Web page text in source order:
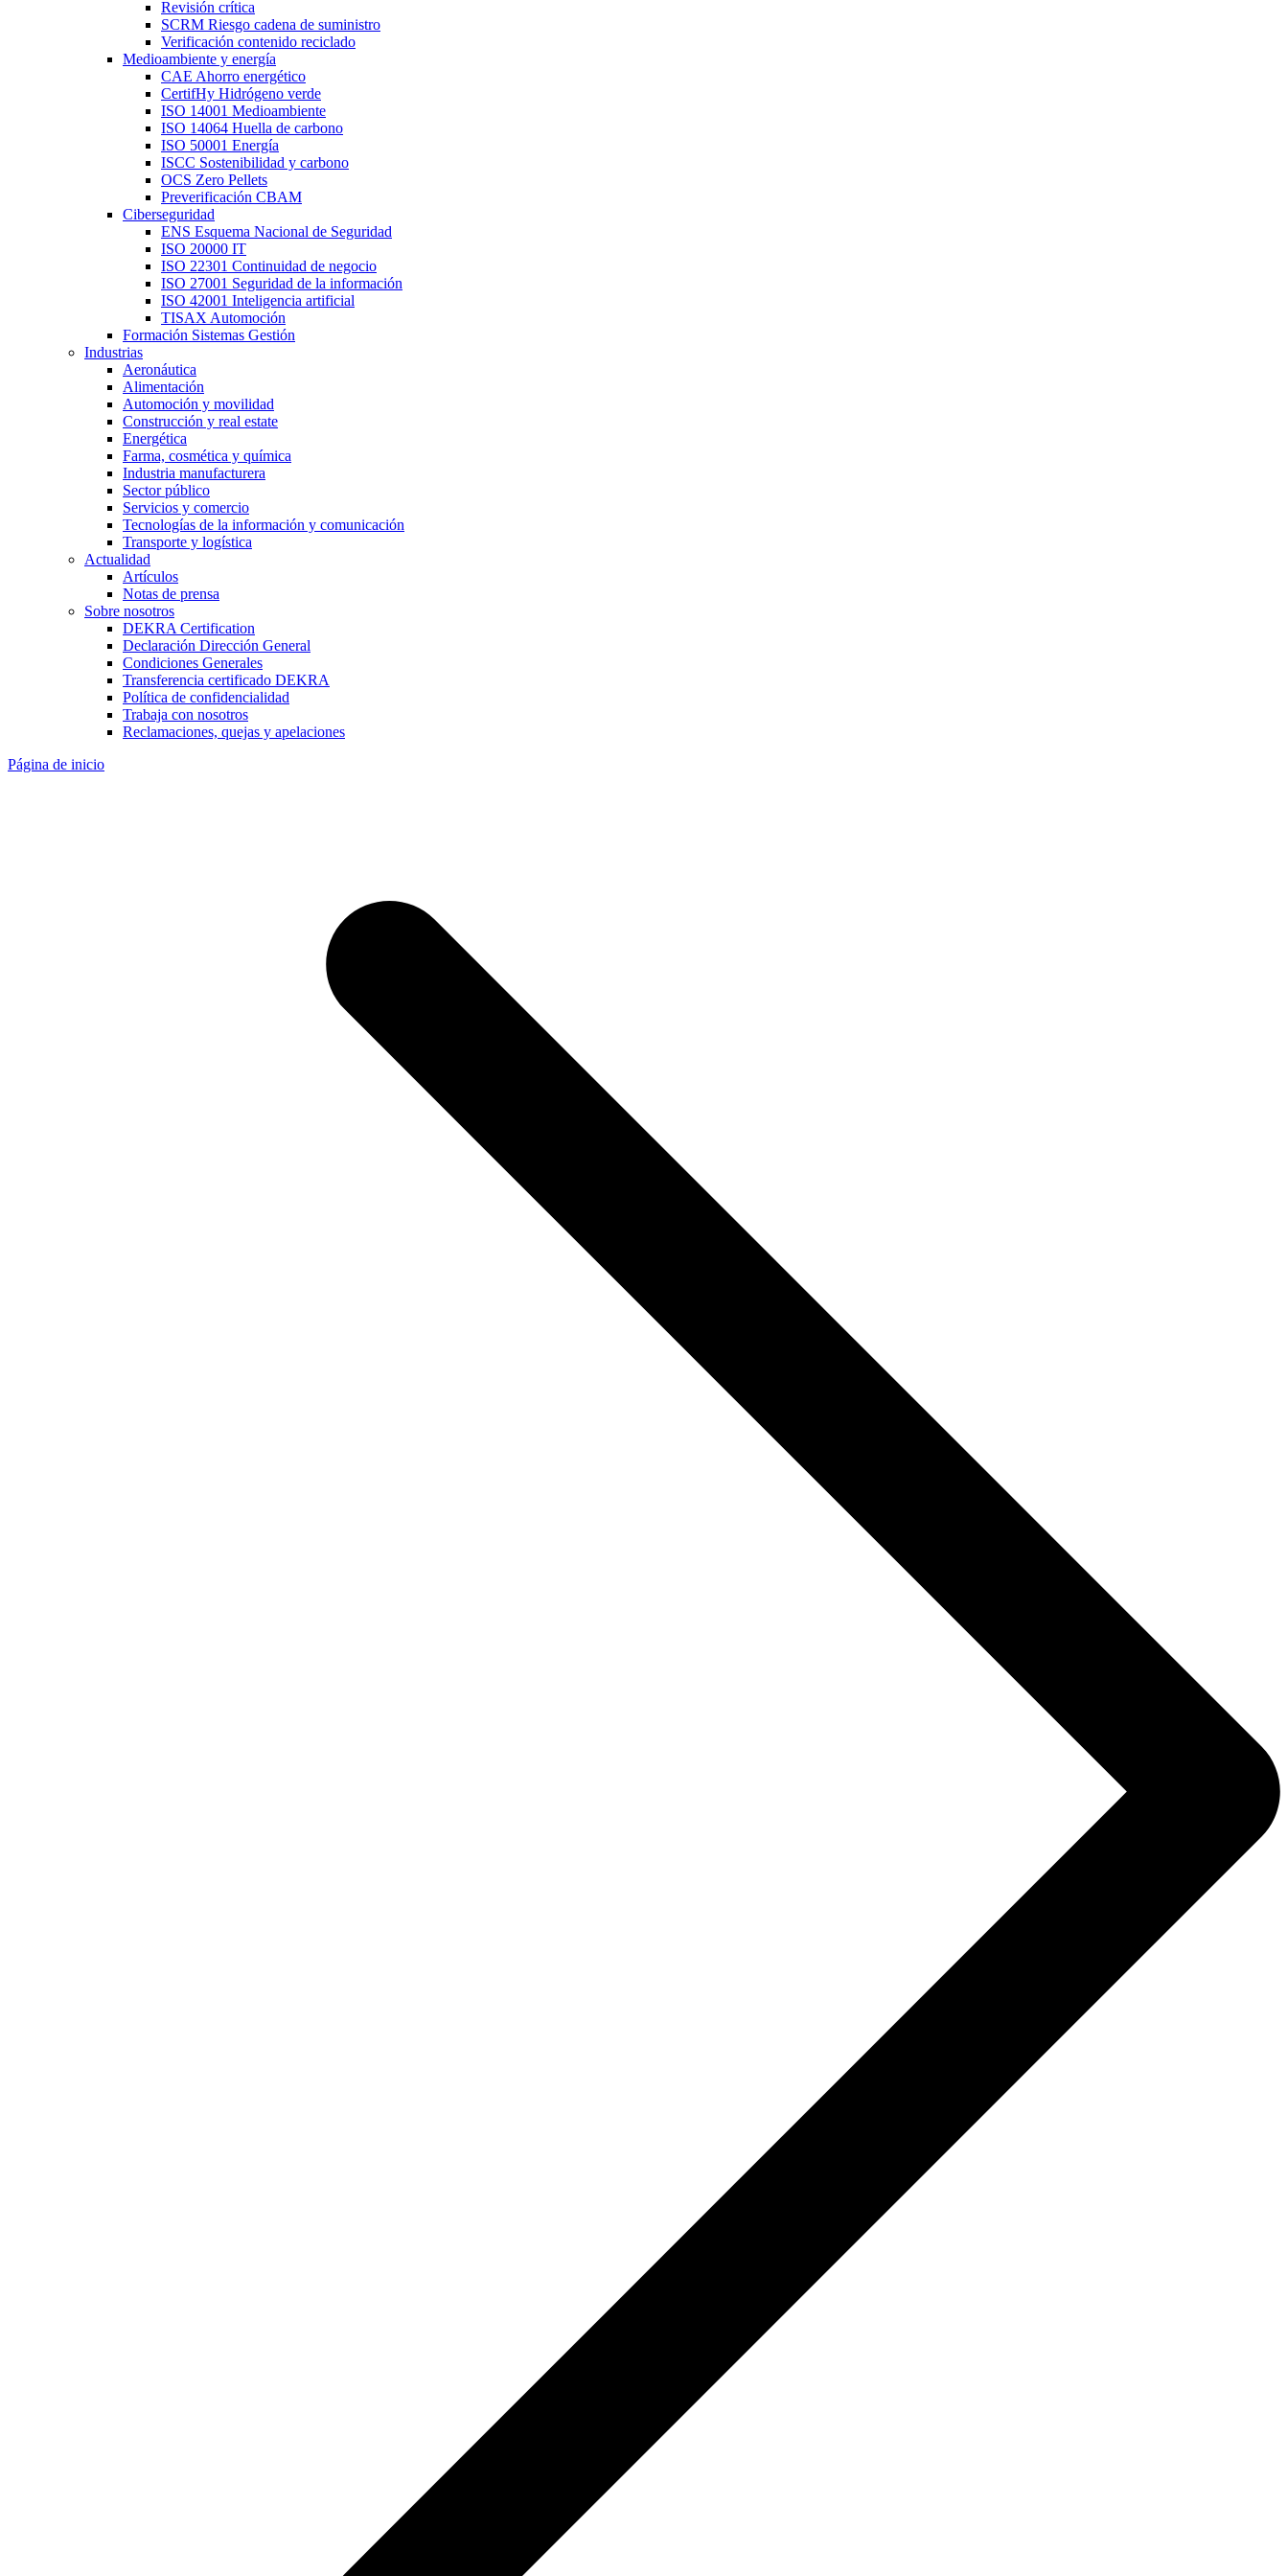
Revisión crítica
SCRM Riesgo cadena de suministro
Verificación contenido reciclado
Medioambiente y energía
CAE Ahorro energético
CertifHy Hidrógeno verde
ISO 14001 Medioambiente
ISO 14064 Huella de carbono
ISO 50001 Energía
ISCC Sostenibilidad y carbono
OCS Zero Pellets
Preverificación CBAM
Ciberseguridad
ENS Esquema Nacional de Seguridad
ISO 20000 IT
ISO 22301 Continuidad de negocio
ISO 27001 Seguridad de la información
ISO 42001 Inteligencia artificial
TISAX Automoción
Formación Sistemas Gestión
Industrias
Aeronáutica
Alimentación
Automoción y movilidad
Construcción y real estate
Energética
Farma, cosmética y química
Industria manufacturera
Sector público
Servicios y comercio
Tecnologías de la información y comunicación
Transporte y logística
Actualidad
Artículos
Notas de prensa
Sobre nosotros
DEKRA Certification
Declaración Dirección General
Condiciones Generales
Transferencia certificado DEKRA
Política de confidencialidad
Trabaja con nosotros
Reclamaciones, quejas y apelaciones
Página de inicio